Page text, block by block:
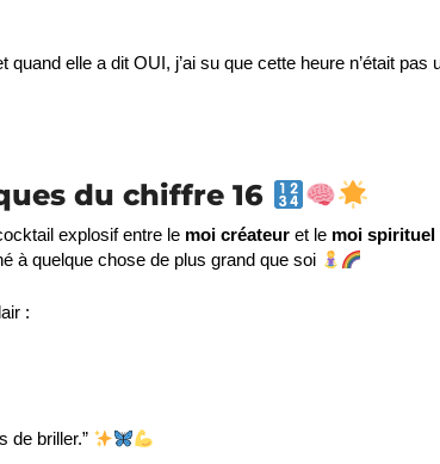
elle a dit OUI, j’ai su que cette heure n’était pas
du chiffre 16
explosif entre le moi créateur et le moi spirituel
à quelque chose de plus grand que soi
:
de briller.”